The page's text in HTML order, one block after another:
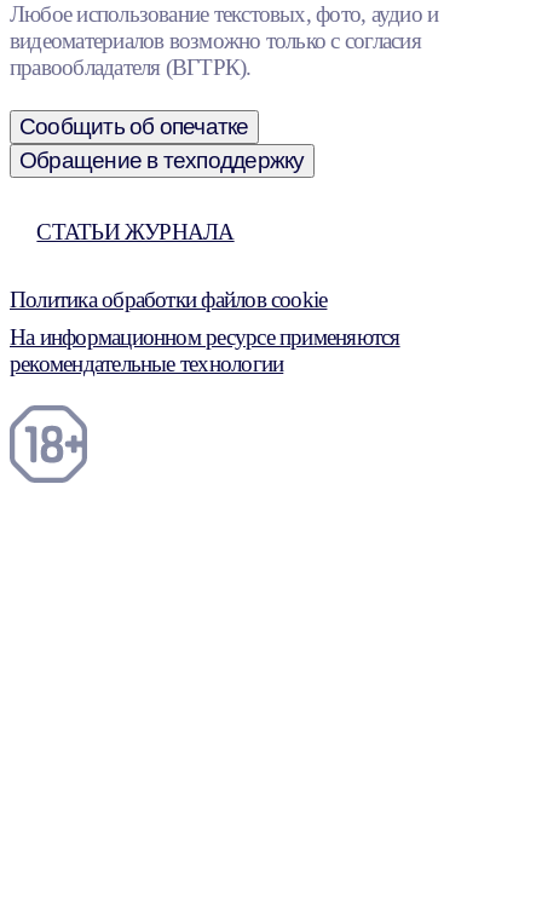
Любое использование текстовых, фото, аудио и
видеоматериалов возможно только с согласия
правообладателя (ВГТРК).
Сообщить об опечатке
Обращение в техподдержку
СТАТЬИ ЖУРНАЛА
Политика обработки файлов cookie
На информационном ресурсе применяются
рекомендательные технологии